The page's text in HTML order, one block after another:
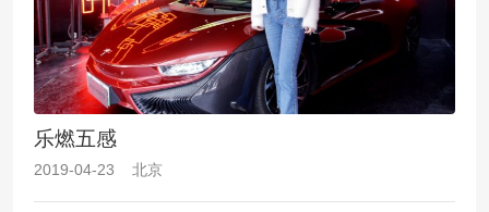
乐燃五感
2019-04-23 北京